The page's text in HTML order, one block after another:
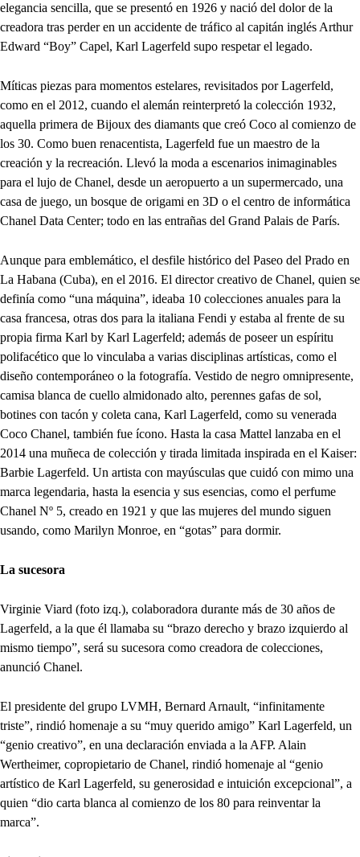
elegancia sencilla, que se presentó en 1926 y nació del dolor de la
creadora tras perder en un accidente de tráfico al capitán inglés Arthur
Edward “Boy” Capel, Karl Lagerfeld supo respetar el legado.
Míticas piezas para momentos estelares, revisitados por Lagerfeld,
como en el 2012, cuando el alemán reinterpretó la colección 1932,
aquella primera de Bijoux des diamants que creó Coco al comienzo de
los 30. Como buen renacentista, Lagerfeld fue un maestro de la
creación y la recreación. Llevó la moda a escenarios inimaginables
para el lujo de Chanel, desde un aeropuerto a un supermercado, una
casa de juego, un bosque de origami en 3D o el centro de informática
Chanel Data Center; todo en las entrañas del Grand Palais de París.
Aunque para emblemático, el desfile histórico del Paseo del Prado en
La Habana (Cuba), en el 2016. El director creativo de Chanel, quien se
definía como “una máquina”, ideaba 10 colecciones anuales para la
casa francesa, otras dos para la italiana Fendi y estaba al frente de su
propia firma Karl by Karl Lagerfeld; además de poseer un espíritu
polifacético que lo vinculaba a varias disciplinas artísticas, como el
diseño contemporáneo o la fotografía. Vestido de negro omnipresente,
camisa blanca de cuello almidonado alto, perennes gafas de sol,
botines con tacón y coleta cana, Karl Lagerfeld, como su venerada
Coco Chanel, también fue ícono. Hasta la casa Mattel lanzaba en el
2014 una muñeca de colección y tirada limitada inspirada en el Kaiser:
Barbie Lagerfeld. Un artista con mayúsculas que cuidó con mimo una
marca legendaria, hasta la esencia y sus esencias, como el perfume
Chanel Nº 5, creado en 1921 y que las mujeres del mundo siguen
usando, como Marilyn Monroe, en “gotas” para dormir.
La sucesora
Virginie Viard (foto izq.), colaboradora durante más de 30 años de
Lagerfeld, a la que él llamaba su “brazo derecho y brazo izquierdo al
mismo tiempo”, será su sucesora como creadora de colecciones,
anunció Chanel.
El presidente del grupo LVMH, Bernard Arnault, “infinitamente
triste”, rindió homenaje a su “muy querido amigo” Karl Lagerfeld, un
“genio creativo”, en una declaración enviada a la AFP. Alain
Wertheimer, copropietario de Chanel, rindió homenaje al “genio
artístico de Karl Lagerfeld, su generosidad e intuición excepcional”, a
quien “dio carta blanca al comienzo de los 80 para reinventar la
marca”.